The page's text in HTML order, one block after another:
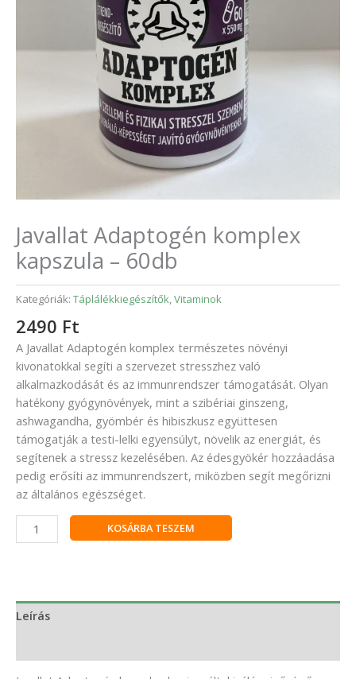
Javallat Adaptogén komplex
kapszula – 60db
Kategóriák: Táplálékkiegészítők,Vitaminok
2490 Ft
A Javallat Adaptogén komplex természetes növényi
kivonatokkal segíti a szervezet stresszhez való
alkalmazkodását és az immunrendszer támogatását. Olyan
hatékony gyógynövények, mint a szibériai ginszeng,
ashwagandha, gyömbér és hibiszkusz együttesen
támogatják a testi-lelki egyensúlyt, növelik az energiát, és
segítenek a stressz kezelésében. Az édesgyökér hozzáadása
pedig erősíti az immunrendszert, miközben segít megőrizni
az általános egészséget.
KOSÁRBA TESZEM
Leírás